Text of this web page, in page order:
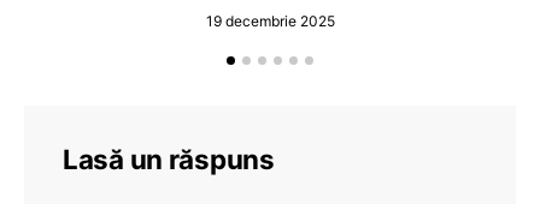
19 decembrie 2025
Lasă un răspuns